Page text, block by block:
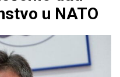
u NATO